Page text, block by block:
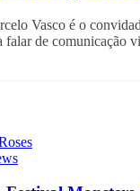
Vasco é o
falar de comunicação